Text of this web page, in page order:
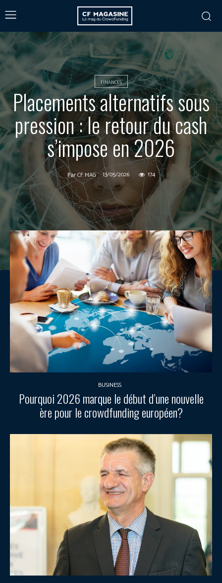
FINANCES
Placements alternatifs sous
pression : le retour du cash
s’impose en 2026
ParCF MAG 13/05/2026 174
BUSINESS
Pourquoi 2026 marque le début d’une nouvelle
ère pour le crowdfunding européen?